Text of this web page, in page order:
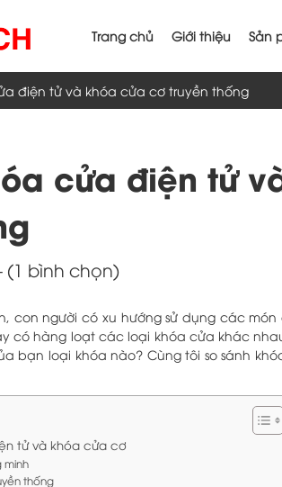
Trang chủ Giới thiệu Sản
điện tử và khóa cửa cơ truyền thống
cửa điện tử
(1 bình chọn)
con người có xu hướng sử dụng các
có hàng loạt các loại khóa cửa khác
bạn loại khóa nào? Cùng tôi so sánh
tử và khóa cửa cơ
minh
thống